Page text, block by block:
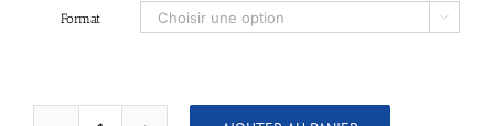
à
110,00 €
Format 